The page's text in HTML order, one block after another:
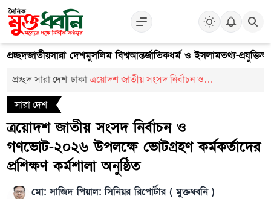
প্রচ্ছদজাতীয়সারা দেশমুসলিম বিশ্বআন্তর্জাতিকধর্ম ও ইসলামতথ্য-প্রযুক্তি
প্রচ্ছদ সারা দেশ ঢাকা ত্রয়োদশ জাতীয় সংসদ নির্বাচন ও
সারা দেশ
ত্রয়োদশ জাতীয় সংসদ নির্বাচন ও
গণভোট-২০২৬ উপলক্ষে ভোটগ্রহণ কর্মকর্তাদের
প্রশিক্ষণ কর্মশালা অনুষ্ঠিত
মো: সাজিদ পিয়াল: সিনিয়র রিপোর্টার ( মুক্তধ্বনি )